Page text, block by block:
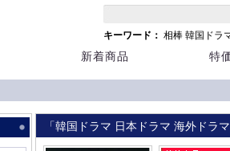
キーワード： 相棒 韓国ドラ
新着商品 特
「韓国ドラマ 日本ドラマ 海外ドラ